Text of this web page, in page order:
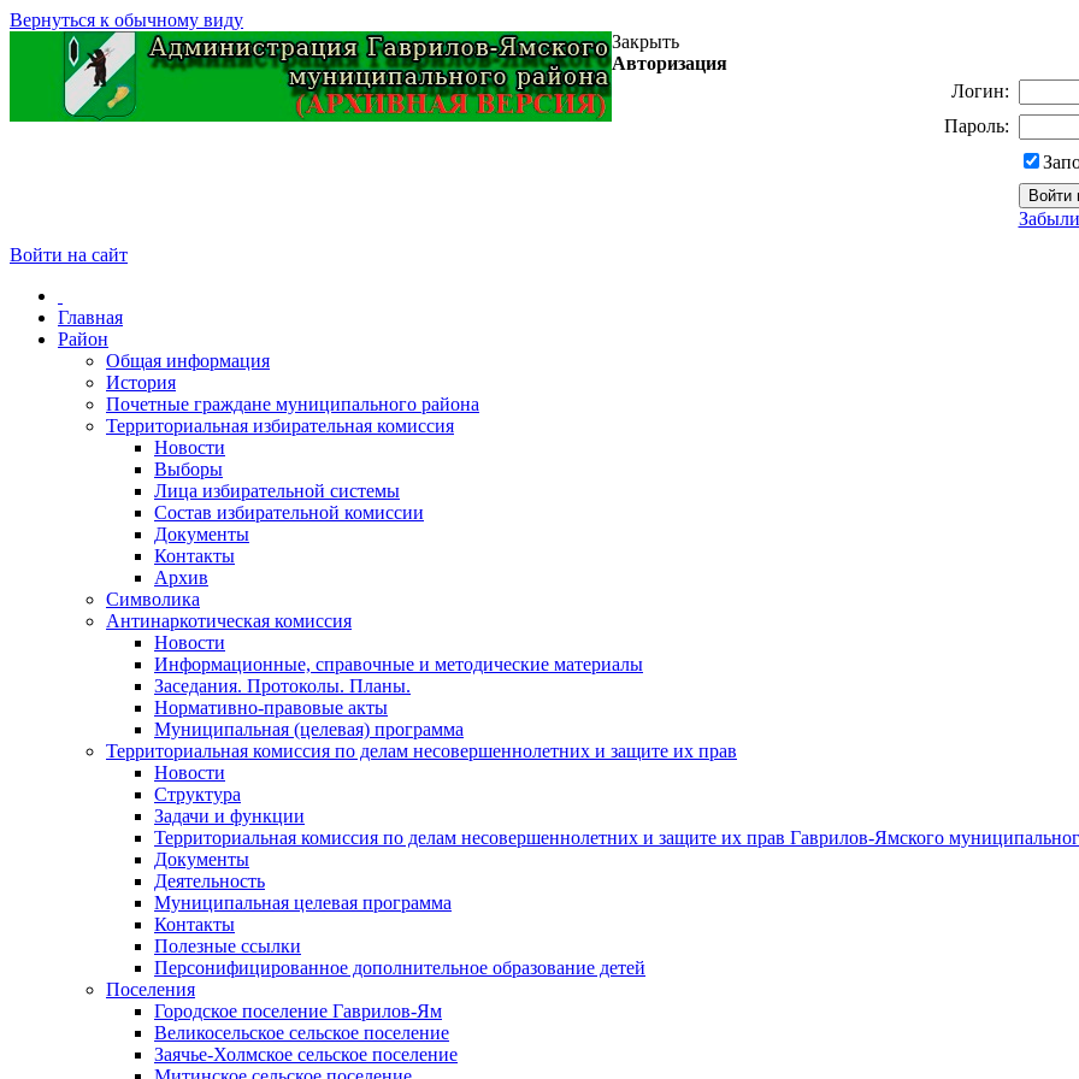
Вернуться к обычному виду
Закрыть
Авторизация
Логин:
Пароль:
Войти на сайт
Главная
Район
Общая информация
История
Почетные граждане муниципального района
Территориальная избирательная комиссия
Новости
Выборы
Лица избирательной системы
Состав избирательной комиссии
Документы
Контакты
Архив
Символика
Антинаркотическая комиссия
Новости
Информационные, справочные и методические материалы
Заседания. Протоколы. Планы.
Нормативно-правовые акты
Муниципальная (целевая) программа
Территориальная комиссия по делам несовершеннолетних и защите их прав
Новости
Структура
Задачи и функции
Территориальная комиссия по делам несовершеннолетних и защите их прав Гаврилов-Ямского
Документы
Деятельность
Муниципальная целевая программа
Контакты
Полезные ссылки
Персонифицированное дополнительное образование детей
Поселения
Городское поселение Гаврилов-Ям
Великосельское сельское поселение
Заячье-Холмское сельское поселение